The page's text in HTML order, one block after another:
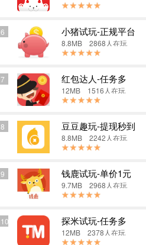
6 小猪试玩-正规平台
8.8MB 2868人在玩
7 红包达人-任务多
12MB 1516人在玩
8 豆豆趣玩-提现秒到
8.8MB 2242人在玩
9 钱鹿试玩-单价1元
9.7MB 2968人在玩
10 探米试玩-任务多
12MB 2378人在玩